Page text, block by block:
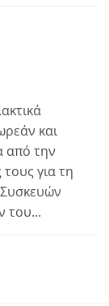
και
από την
για τη
του...